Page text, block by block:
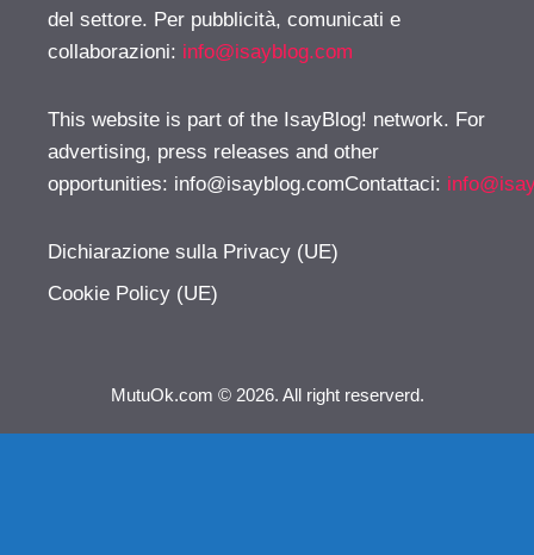
del settore. Per pubblicità, comunicati e
collaborazioni: info@isayblog.com
This website is part of the IsayBlog! network. For
advertising, press releases and other
opportunities: info@isayblog.comContattaci:
Dichiarazione sulla Privacy (UE)
Cookie Policy (UE)
MutuOk.com © 2026. All right reserverd.